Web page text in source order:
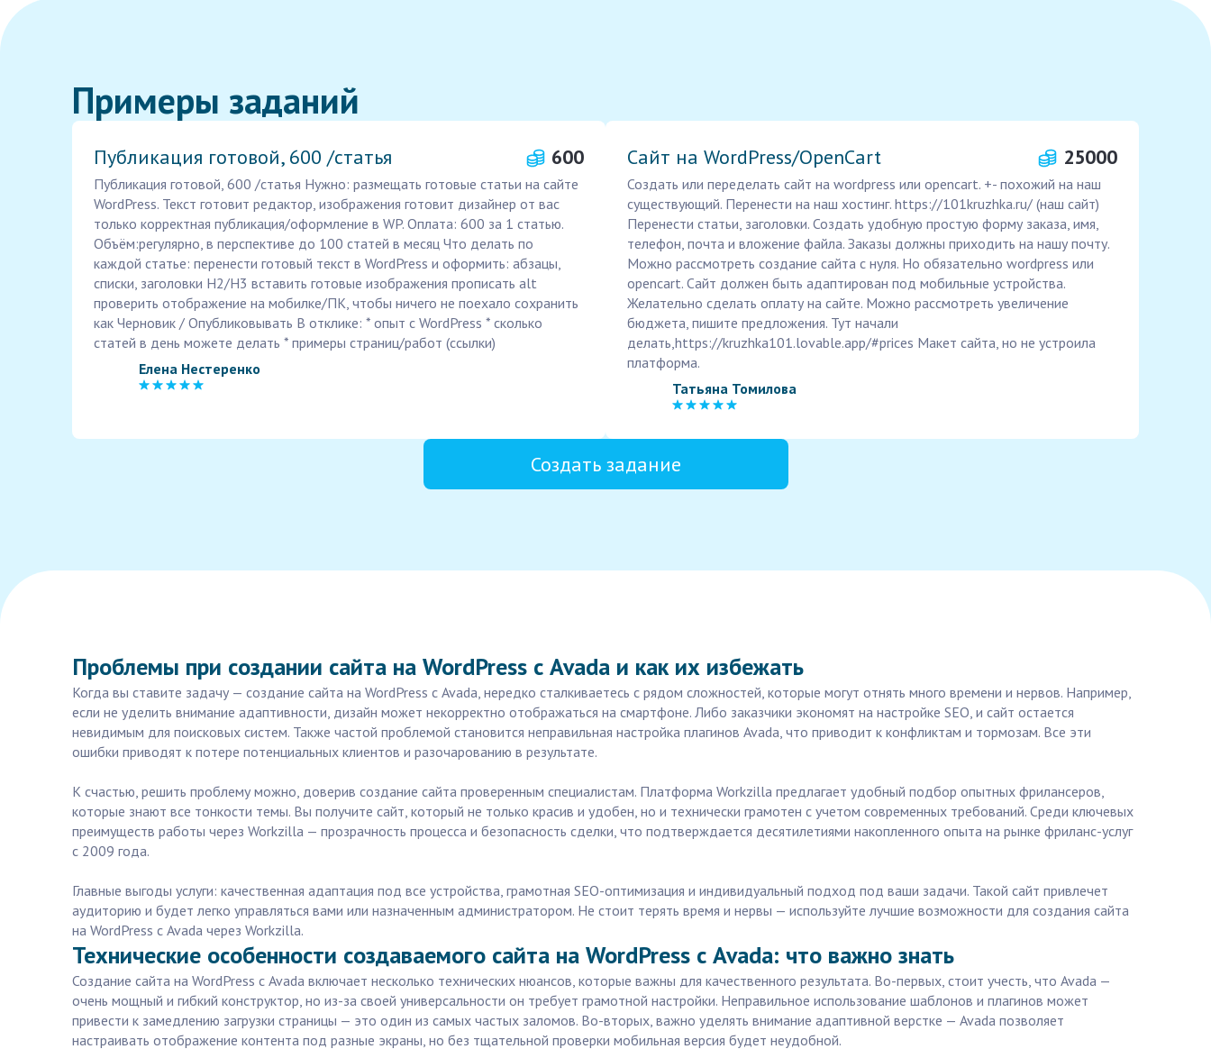
Примеры заданий
Публикация готовой, 600 /статья 600
Публикация готовой, 600 /статья Нужно: размещать готовые статьи на сайте
WordPress. Текст готовит редактор, изображения готовит дизайнер от вас
только корректная публикация/оформление в WP. Оплата: 600 за 1 статью.
Объём:регулярно, в перспективе до 100 статей в месяц Что делать по
каждой статье: перенести готовый текст в WordPress и оформить: абзацы,
списки, заголовки H2/H3 вставить готовые изображения прописать alt
проверить отображение на мобилке/ПК, чтобы ничего не поехало сохранить
как Черновик / Опубликовывать В отклике: * опыт с WordPress * сколько
статей в день можете делать * примеры страниц/работ (ссылки)
Елена Нестеренко
Сайт на WordPress/OpenCart 25000
Создать или переделать сайт на wordpress или opencart. +- похожий на наш
существующий. Перенести на наш хостинг. https://101kruzhka.ru/ (наш сайт)
Перенести статьи, заголовки. Создать удобную простую форму заказа, имя,
телефон, почта и вложение файла. Заказы должны приходить на нашу почту.
Можно рассмотреть создание сайта с нуля. Но обязательно wordpress или
opencart. Сайт должен быть адаптирован под мобильные устройства.
Желательно сделать оплату на сайте. Можно рассмотреть увеличение
бюджета, пишите предложения. Тут начали
делать,https://kruzhka101.lovable.app/#prices Макет сайта, но не устроила
платформа.
Татьяна Томилова
Создать задание
Проблемы при создании сайта на WordPress с Avada и как их избежать
Когда вы ставите задачу — создание сайта на WordPress с Avada, нередко сталкиваетесь с рядом сложностей, которые могут отнять много времени и нервов. Например,
если не уделить внимание адаптивности, дизайн может некорректно отображаться на смартфоне. Либо заказчики экономят на настройке SEO, и сайт остается
невидимым для поисковых систем. Также частой проблемой становится неправильная настройка плагинов Avada, что приводит к конфликтам и тормозам. Все эти
ошибки приводят к потере потенциальных клиентов и разочарованию в результате.
К счастью, решить проблему можно, доверив создание сайта проверенным специалистам. Платформа Workzilla предлагает удобный подбор опытных фрилансеров,
которые знают все тонкости темы. Вы получите сайт, который не только красив и удобен, но и технически грамотен с учетом современных требований. Среди ключевых
преимуществ работы через Workzilla — прозрачность процесса и безопасность сделки, что подтверждается десятилетиями накопленного опыта на рынке фриланс-услуг
с 2009 года.
Главные выгоды услуги: качественная адаптация под все устройства, грамотная SEO-оптимизация и индивидуальный подход под ваши задачи. Такой сайт привлечет
аудиторию и будет легко управляться вами или назначенным администратором. Не стоит терять время и нервы — используйте лучшие возможности для создания сайта
на WordPress с Avada через Workzilla.
Технические особенности создаваемого сайта на WordPress с Avada: что важно знать
Создание сайта на WordPress с Avada включает несколько технических нюансов, которые важны для качественного результата. Во-первых, стоит учесть, что Avada —
очень мощный и гибкий конструктор, но из-за своей универсальности он требует грамотной настройки. Неправильное использование шаблонов и плагинов может
привести к замедлению загрузки страницы — это один из самых частых заломов. Во-вторых, важно уделять внимание адаптивной верстке — Avada позволяет
настраивать отображение контента под разные экраны, но без тщательной проверки мобильная версия будет неудобной.